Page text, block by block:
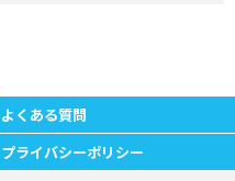
よくある質問
プライバシーポリシー